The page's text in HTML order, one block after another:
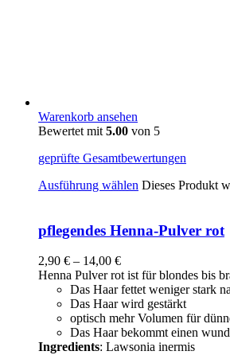
Warenkorb ansehen
Bewertet mit 5.00 von 5
geprüfte Gesamtbewertungen
Ausführung wählen Dieses Produkt
pflegendes Henna-Pulver rot
2,90 € – 14,00 €
Henna Pulver rot ist für blondes bis
Das Haar fettet weniger stark
Das Haar wird gestärkt
optisch mehr Volumen für
Das Haar bekommt einen
Ingredients: Lawsonia inermis